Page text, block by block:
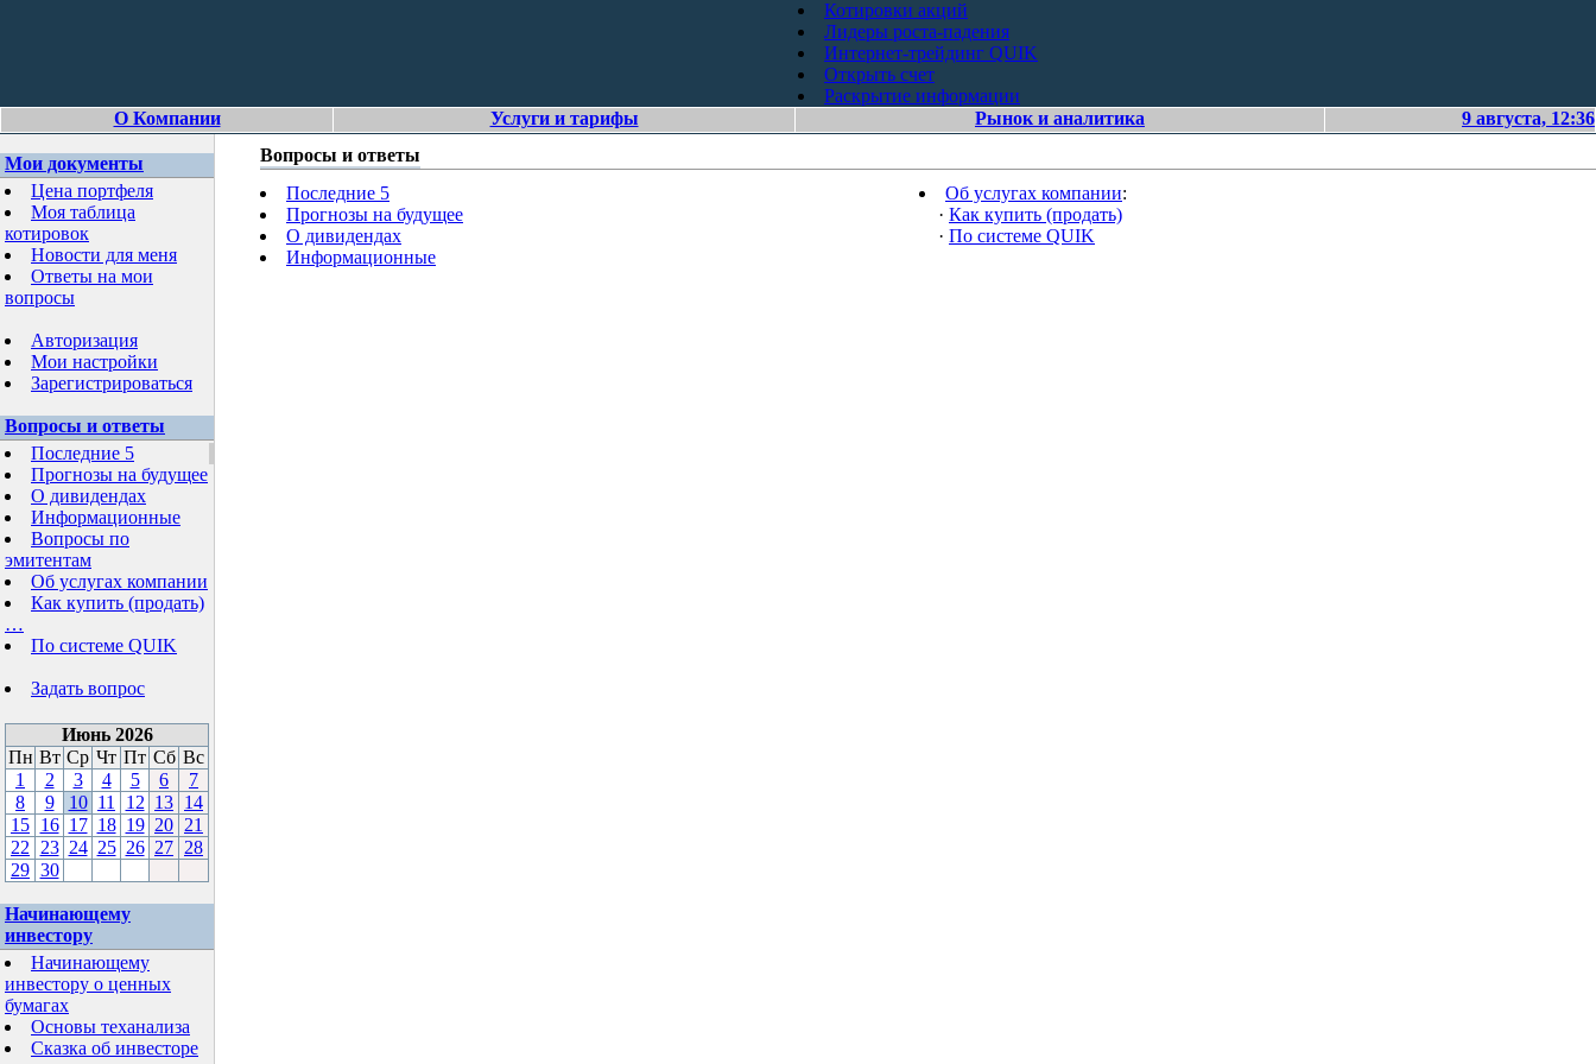
Котировки акций
Лидеры роста-падения
Интернет-трейдинг QUIK
Открыть счет
Раскрытие информации
О Компании
Услуги и тарифы Рынок и аналитика 9 августа, 12:36
Мои документы
Цена портфеля
Моя таблица
котировок
Новости для меня
Ответы на мои
вопросы
Авторизация
Мои настройки
Зарегистрироваться
Вопросы и ответы
Последние 5
Прогнозы на будущее
О дивидендах
Информационные
Вопросы по
эмитентам
Об услугах компании
Как купить (продать)
…
По системе QUIK
Задать вопрос
Июнь 2026
Пн Вт Ср Чт Пт Сб Вс
1
2 3 4 5 6
7
8
9 10 11 12 13 14
15 16 17 18 19 20 21
22
23 24 25 26 27 28
29 30
Начинающему
инвестору
Начинающему
инвестору о ценных
бумагах
Основы теханализа
Сказка об инвесторе
Вопросы и ответы
Последние 5
Прогнозы на будущее
О дивидендах
Информационные
Об услугах компании:
· Как купить (продать)
· По системе QUIK